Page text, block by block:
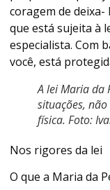
coragem de deixa-
que está sujeita à
especialista. Com
você, está
A lei Maria da
situações,
física. Foto:
Nos rigores da lei
O que a Maria da